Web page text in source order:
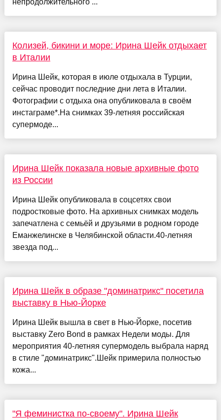
непродолжительного ...
Колизей, бикини и море: Ирина Шейк отдыхает
в Италии
Ирина Шейк, которая в июле отдыхала в Турции,
сейчас проводит последние дни лета в Италии.
Фотографии с отдыха она опубликовала в своём
инстаграме*.На снимках 39-летняя российская
супермоде...
Ирина Шейк показала новые архивные фото
из России
Ирина Шейк опубликовала в соцсетях свои
подростковые фото. На архивных снимках модель
запечатлена с семьёй и друзьями в родном городе
Еманжелинске в Челябинской области.40-летняя
звезда под...
Ирина Шейк в образе "доминатрикс" посетила
выставку в Нью-Йорке
Ирина Шейк вышла в свет в Нью-Йорке, посетив
выставку Zero Bond в рамках Недели моды. Для
мероприятия 40-летняя супермодель выбрала наряд
в стиле "доминатрикс".Шейк примерила полностью
кожа...
"Я феминистка по-своему". Ирина Шейк